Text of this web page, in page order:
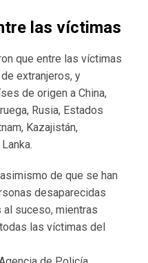
las víctimas
que entre las víctimas
extranjeros, y
de origen a China,
Rusia, Estados
Kazajistán,
de que se han
desaparecidas
al suceso, mientras
las víctimas del